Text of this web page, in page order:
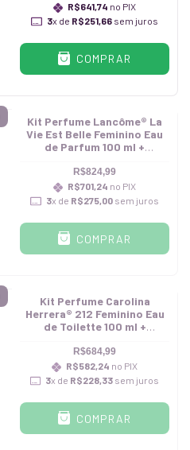
R$641,74 no PIX
3x de R$251,66sem juros
COMPRAR
Kit Perfume Lancôme® La
Vie Est Belle Feminino Eau
de Parfum 100 ml +
4 ml
R$824,99
R$701,24 no PIX
3x de R$275,00sem juros
COMPRAR
Kit Perfume Carolina
Herrera® 212 Feminino Eau
de Toilette 100 ml +
R$684,99
R$582,24 no PIX
3x de R$228,33 sem juros
COMPRAR